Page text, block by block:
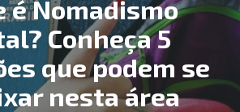
é Nomadismo
Conheça 5
que podem se
nesta área